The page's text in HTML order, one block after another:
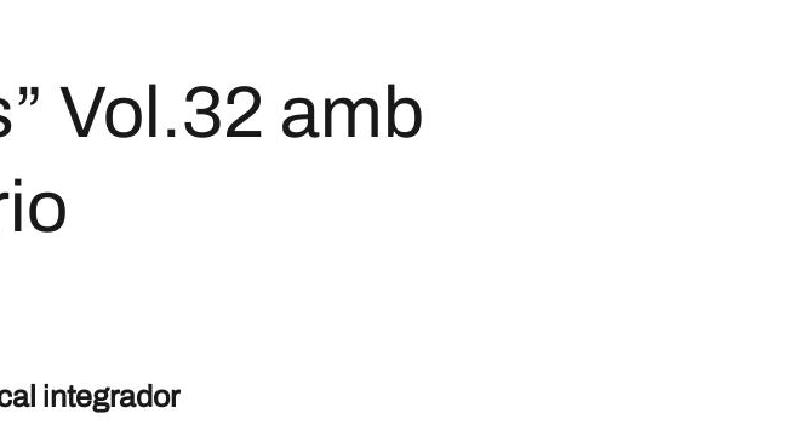
Vol.32 amb
integrador